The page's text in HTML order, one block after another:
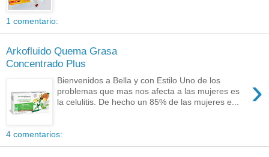
1 comentario:
Arkofluido Quema Grasa
Concentrado Plus
›
Bienvenidos a Bella y con Estilo Uno de los
problemas que mas nos afecta a las mujeres es
la celulitis. De hecho un 85% de las mujeres e...
4 comentarios: